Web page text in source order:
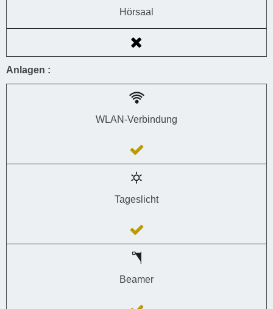
Hörsaal
Anlagen :
WLAN-Verbindung
Tageslicht
Beamer